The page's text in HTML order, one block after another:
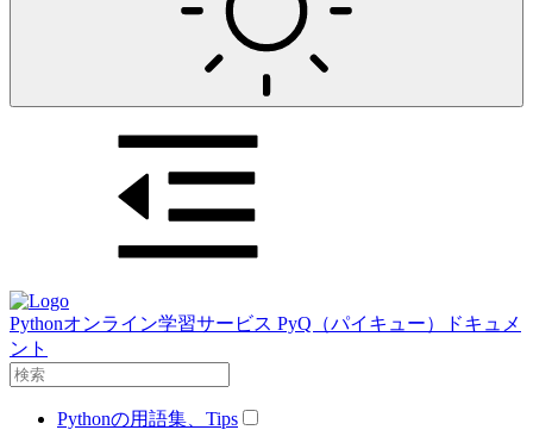
Pythonオンライン学習サービス PyQ（パイキュー）ドキュメ
ント
Pythonの用語集、Tips